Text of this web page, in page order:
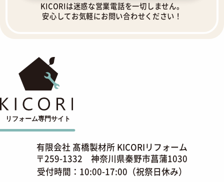
KICORIは迷惑な営業電話を一切しません。
安心してお気軽にお問い合わせください！
有限会社 髙橋製材所 KICORIリフォーム
〒259-1332 神奈川県秦野市菖蒲1030
受付時間：10:00-17:00（祝祭日休み）